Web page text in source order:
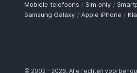
Mobiele telefoons / Sim only /
Samsung Galaxy / Apple iPhone /
© 2002 - 2026. Alle rechten